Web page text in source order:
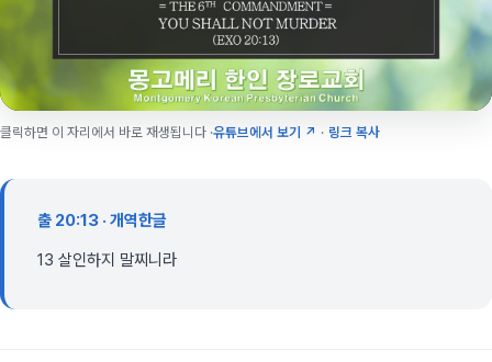
클릭하면 이 자리에서 바로 재생됩니다 ·유튜브에서 보기 ↗ · 링크 복사
출 20:13 · 개역한글
13 살인하지 말찌니라